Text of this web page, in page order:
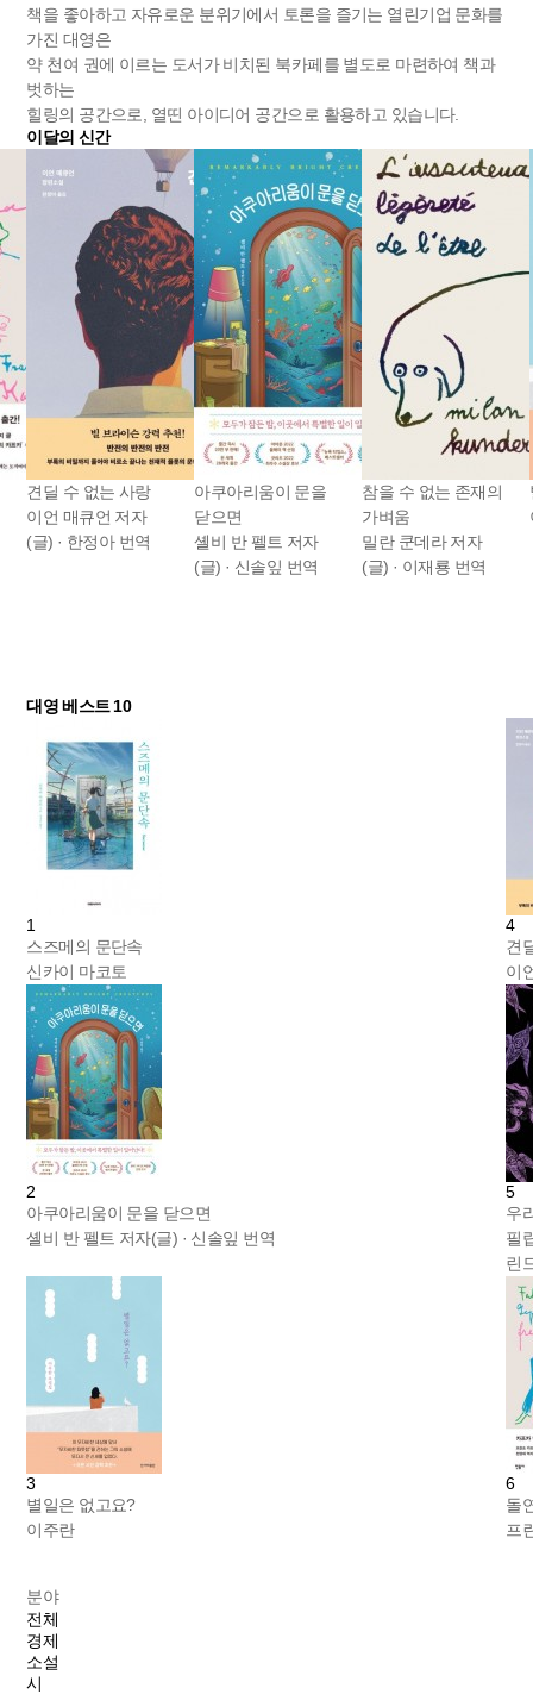
책을 좋아하고 자유로운 분위기에서 토론을 즐기는 열린기업 문화를
가진 대영은
약 천여 권에 이르는 도서가 비치된 북카페를 별도로 마련하여 책과
벗하는
힐링의 공간으로, 열띤 아이디어 공간으로 활용하고 있습니다.
이달의 신간
견딜 수 없는 사랑
이언 매큐언 저자
(글) · 한정아 번역
아쿠아리움이 문을
닫으면
셸비 반 펠트 저자
(글) · 신솔잎 번역
참을 수 없는 존재의
가벼움
밀란 쿤데라 저자
(글) · 이재룡 번역
대영 베스트 10
1
스즈메의 문단속
신카이 마코토
2
아쿠아리움이 문을 닫으면
셸비 반 펠트 저자(글) · 신솔잎 번역
3
별일은 없고요?
이주란
4
견
이
5
우
필
린
6
돌
프
분야
전체
경제
소설
시